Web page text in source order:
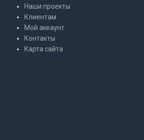
Наши проекты
Клиентам
Мой аккаунт
Контакты
Карта сайта